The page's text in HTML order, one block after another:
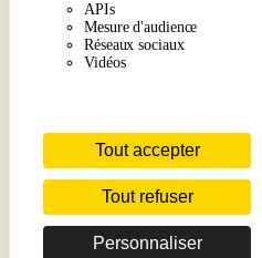
APIs
Mesure d'audience
Réseaux sociaux
Vidéos
Tout accepter
Tout refuser
Personnaliser
Nous ne spammons pas ! Consultez